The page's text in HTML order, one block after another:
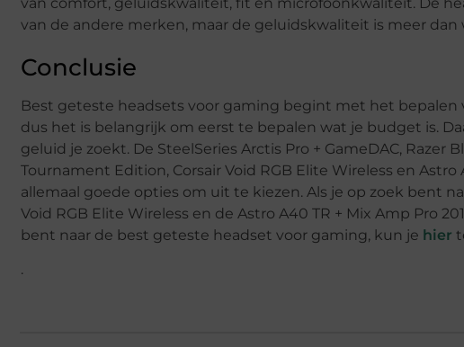
van de andere merken, maar de geluidskwaliteit is meer dan
Conclusie
Best geteste headsets voor gaming begint met het bepalen
dus het is belangrijk om eerst te bepalen wat je budget is.
geluid je zoekt. De SteelSeries Arctis Pro + GameDAC, Razer
Tournament Edition, Corsair Void RGB Elite Wireless en
allemaal goede opties om uit te kiezen. Als je op zoek bent
Void RGB Elite Wireless en de Astro A40 TR + Mix Amp Pro
bent naar de best geteste headset voor gaming, kun je hier
.